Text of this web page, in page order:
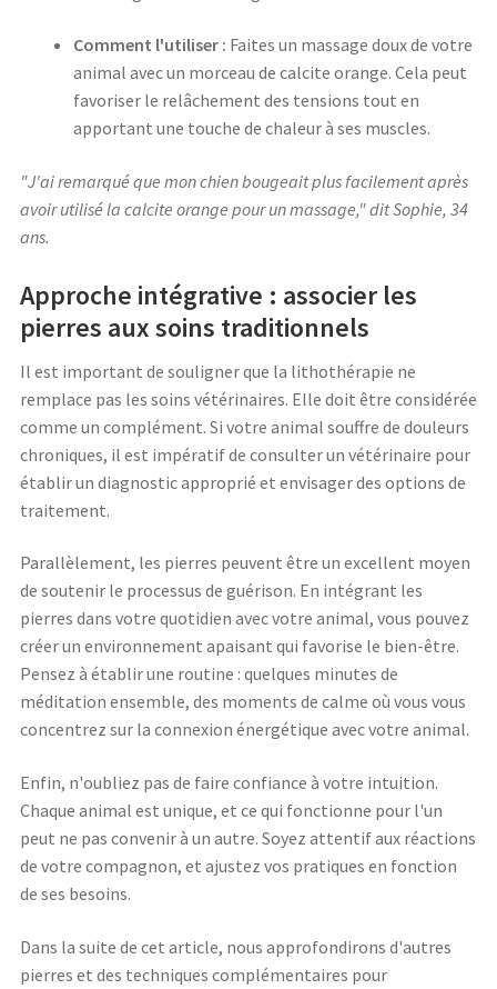
Comment l'utiliser : Faites un massage doux de votre
animal avec un morceau de calcite orange. Cela peut
favoriser le relâchement des tensions tout en
apportant une touche de chaleur à ses muscles.
"J'ai remarqué que mon chien bougeait plus facilement après
avoir utilisé la calcite orange pour un massage," dit Sophie, 34
ans.
Approche intégrative : associer les
pierres aux soins traditionnels
Il est important de souligner que la lithothérapie ne
remplace pas les soins vétérinaires. Elle doit être considérée
comme un complément. Si votre animal souffre de douleurs
chroniques, il est impératif de consulter un vétérinaire pour
établir un diagnostic approprié et envisager des options de
traitement.
Parallèlement, les pierres peuvent être un excellent moyen
de soutenir le processus de guérison. En intégrant les
pierres dans votre quotidien avec votre animal, vous pouvez
créer un environnement apaisant qui favorise le bien-être.
Pensez à établir une routine : quelques minutes de
méditation ensemble, des moments de calme où vous vous
concentrez sur la connexion énergétique avec votre animal.
Enfin, n'oubliez pas de faire confiance à votre intuition.
Chaque animal est unique, et ce qui fonctionne pour l'un
peut ne pas convenir à un autre. Soyez attentif aux réactions
de votre compagnon, et ajustez vos pratiques en fonction
de ses besoins.
Dans la suite de cet article, nous approfondirons d'autres
pierres et des techniques complémentaires pour